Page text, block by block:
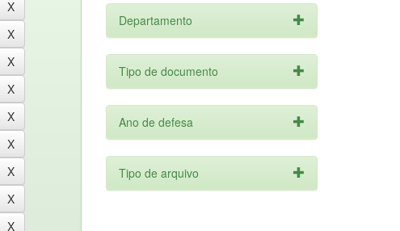
Departamento
Tipo de documento
Ano de defesa
Tipo de arquivo